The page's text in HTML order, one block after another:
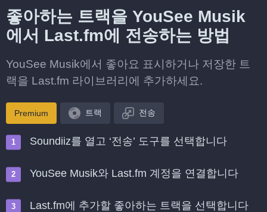
좋아하는 트랙을 YouSee Musik
에서 Last.fm에 전송하는 방법
YouSee Musik에서 좋아요 표시하거나 저장한 트
랙을 Last.fm 라이브러리에 추가하세요.
Premium 트랙 전송
Soundiiz를 열고 ‘전송’ 도구를 선택합니다
YouSee Musik와 Last.fm 계정을 연결합니다
Last.fm에 추가할 좋아하는 트랙을 선택합니다